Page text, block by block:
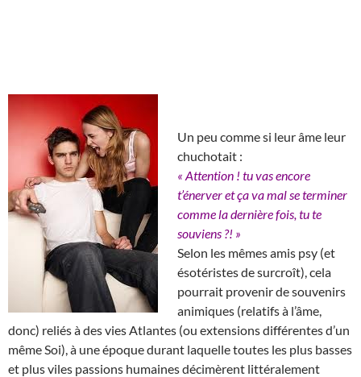
Un peu comme si leur âme leur
chuchotait :
« Attention ! tu vas encore
t’énerver et ça va mal se terminer
comme la dernière fois, tu te
souviens ?! »
Selon les mêmes amis psy (et
ésotéristes de surcroît), cela
pourrait provenir de souvenirs
animiques (relatifs à l’âme,
donc) reliés à des vies Atlantes (ou extensions différentes d’un
même Soi), à une époque durant laquelle toutes les plus basses
et plus viles passions humaines décimèrent littéralement